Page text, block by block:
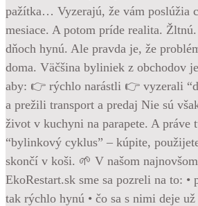
pažítka… Vyzerajú, že vám poslúžia
mesiace. A potom príde realita.
dňoch hynú. Ale pravda je, že
doma. Väčšina byliniek z obchodov
aby: 👉 rýchlo narástli 👉 vyzerali
a prežili transport a predaj Nie sú
život v kuchyni na parapete. A práve
“bylinkový cyklus” – kúpite,
skončí v koši. 🌱 V našom
EkoRestart.sk sme sa pozreli na to:
tak rýchlo hynú • čo sa s nimi deje